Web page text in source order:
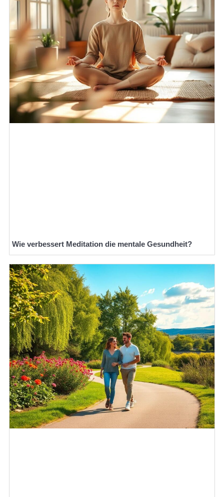
Wie verbessert Meditation die mentale Gesundheit?